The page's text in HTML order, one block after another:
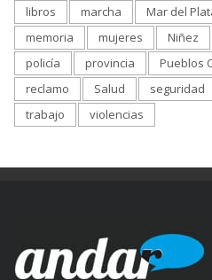
libros
marcha Mar del
memoria
mujeres Niñez
policía
provincia Pueblos
reclamo
Salud seguridad
trabajo
violencias